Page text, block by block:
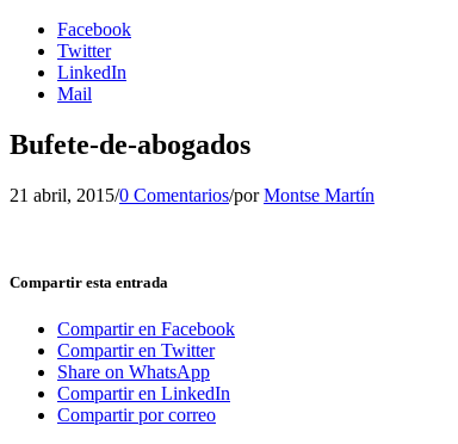
Facebook
Twitter
LinkedIn
Mail
Bufete-de-abogados
21 abril, 2015/0 Comentarios/porMontse Martín
Compartir esta entrada
Compartir en Facebook
Compartir en Twitter
Share on WhatsApp
Compartir en LinkedIn
Compartir por correo